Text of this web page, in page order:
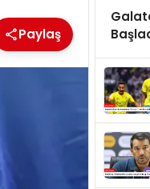
Paylaş